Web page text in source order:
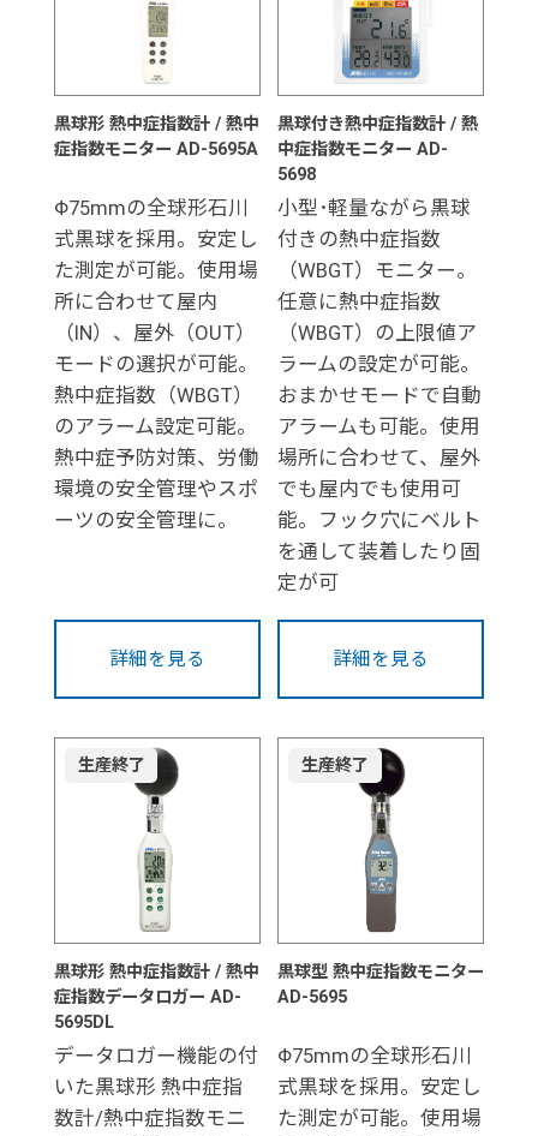
黒球形 熱中症指数計 / 熱中
症指数モニター AD-5695A
Φ75mmの全球形石川
式黒球を採用。安定し
た測定が可能。使用場
所に合わせて屋内
（IN）、屋外（OUT）
モードの選択が可能。
熱中症指数（WBGT）
のアラーム設定可能。
熱中症予防対策、労働
環境の安全管理やスポ
ーツの安全管理に。
詳細を見る
黒球付き熱中症指数計 / 熱
中症指数モニター AD-
5698
小型･軽量ながら黒球
付きの熱中症指数
（WBGT）モニター。
任意に熱中症指数
（WBGT）の上限値ア
ラームの設定が可能。
おまかせモードで自動
アラームも可能。使用
場所に合わせて、屋外
でも屋内でも使用可
能。フック穴にベルト
を通して装着したり固
定が可
詳細を見る
生産終了
黒球形 熱中症指数計 / 熱中
症指数データロガー AD-
5695DL
データロガー機能の付
いた黒球形 熱中症指
数計/熱中症指数モニ
生産終了
黒球型 熱中症指数モニター
AD-5695
Φ75mmの全球形石川
式黒球を採用。安定し
た測定が可能。使用場